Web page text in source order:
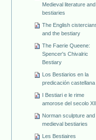
Medieval literature
bestiaries
The English
and the bestiary
The Faerie Queene:
Spencer's Chivalric
Bestiary
Los Bestiarios en la
predicación castellana
I Bestiari e le rime
amorose del secolo XIII
Norman sculpture and
medieval bestiaries
Les Bestiaires